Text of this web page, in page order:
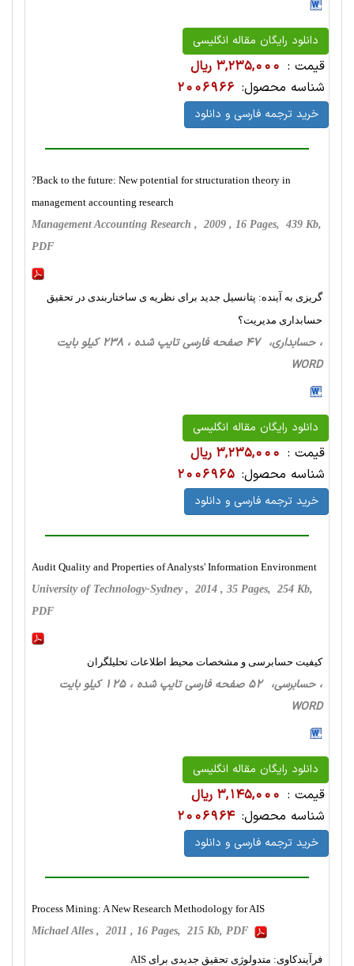
دانلود رایگان مقاله انگلیسی
قیمت : 3,235,000 ریال
شناسه محصول: 2006966
خرید ترجمه فارسی و دانلود
?Back to the future: New potential for structuration theory in
management accounting research
Management Accounting Research , 2009 , 16 Pages, 439 Kb,
PDF
گریزی به آینده: پتانسیل جدید برای نظریه ‏ی ساختاربندی در تحقیق
حسابداری مدیریت؟
، حسابداری، 47 صفحه فارسی تایپ شده ، 238 کیلو بایت
WORD
دانلود رایگان مقاله انگلیسی
قیمت : 3,235,000 ریال
شناسه محصول: 2006965
خرید ترجمه فارسی و دانلود
Audit Quality and Properties of Analysts' Information Environment
University of Technology-Sydney , 2014 , 35 Pages, 254 Kb,
PDF
کیفیت حسابرسی و مشخصات محیط اطلاعات تحلیل‏گران
، حسابرسی، 52 صفحه فارسی تایپ شده ، 125 کیلو بایت
WORD
دانلود رایگان مقاله انگلیسی
قیمت : 3,145,000 ریال
شناسه محصول: 2006964
خرید ترجمه فارسی و دانلود
Process Mining: A New Research Methodology for AIS
Michael Alles , 2011 , 16 Pages, 215 Kb, PDF
فرآیندکاوی: متدولوژی تحقیق جدیدی برای AIS